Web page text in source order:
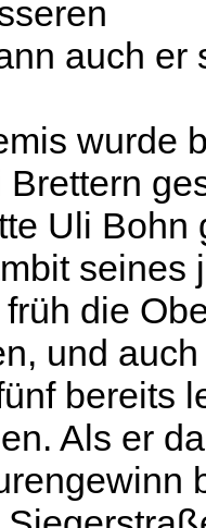
auch er
wurde
Uli Bohn
seines
die
und
bereits
Als er